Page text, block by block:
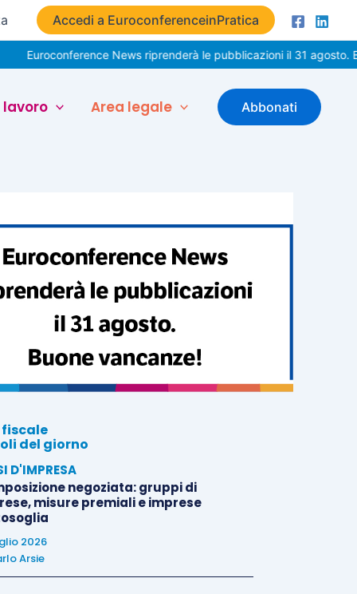
Accedi a EuroconferenceinPratica
News riprenderà le pubblicazioni il 31 agosto. Buone
lavoro Area legale Abbonati
del giorno
D'IMPRESA
negoziata: gruppi di
misure premiali e imprese
2026
Arsie